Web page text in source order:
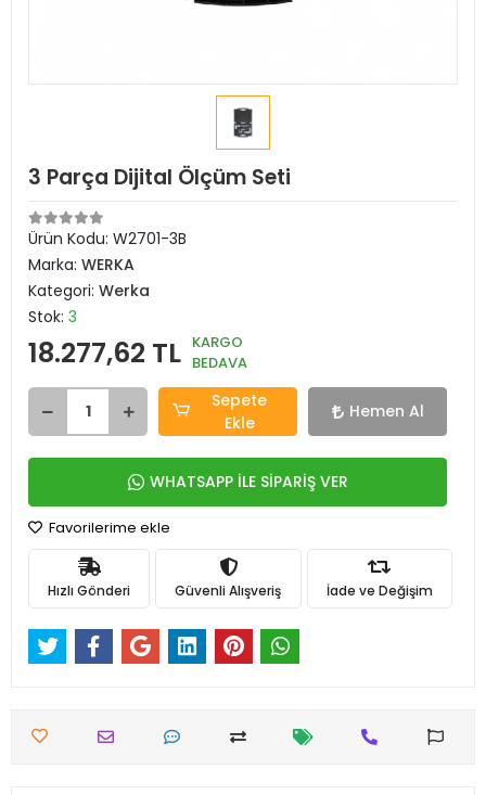
3 Parça Dijital Ölçüm Seti
Ürün Kodu: W2701-3B
Marka: WERKA
Kategori: Werka
Stok: 3
18.277,62 TL KARGO
BEDAVA
Sepete
Ekle
Hemen Al
WHATSAPP İLE SİPARİŞ VER
Favorilerime ekle
Hızlı Gönderi Güvenli Alışveriş İade ve Değişim